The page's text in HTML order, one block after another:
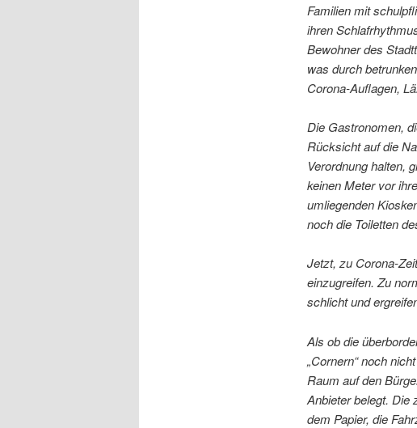
Familien mit
ihren
Bewohner des
was durch
Corona-Auflagen,
Die Gastronomen,
Rücksicht auf die
Verordnung halten,
keinen Meter vor
umliegenden
noch die Toiletten
Jetzt, zu Corona-
einzugreifen. Zu
schlicht und
Als ob die
„Cornern“ noch
Raum auf den
Anbieter belegt. Die
dem Papier, die